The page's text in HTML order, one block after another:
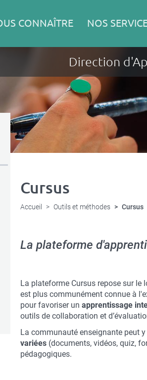
CONNAÎTRE NOS
Direction
Cursus
Accueil Outils et méthodes Cursus
La plateforme
La plateforme Cursus repose sur le
est plus communément connue à
pour favoriser un apprentissage
outils de collaboration et
La communauté enseignante peut
variées (documents, vidéos, quiz,
pédagogiques.